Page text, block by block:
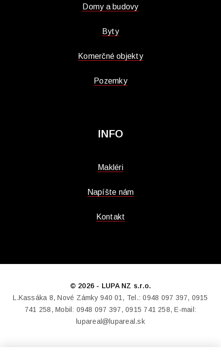
Domy a budovy
Byty
Komerčné objekty
Pozemky
INFO
Makléri
Napíšte nám
Kontakt
© 2026 - LUPA NZ s.r.o.
L.Kassáka 8, Nové Zámky 940 01, Tel.: 0948 097 397, 0915
741 258, Mobil: 0948 097 397, 0915 741 258, E-mail:
lupareal@lupareal.sk